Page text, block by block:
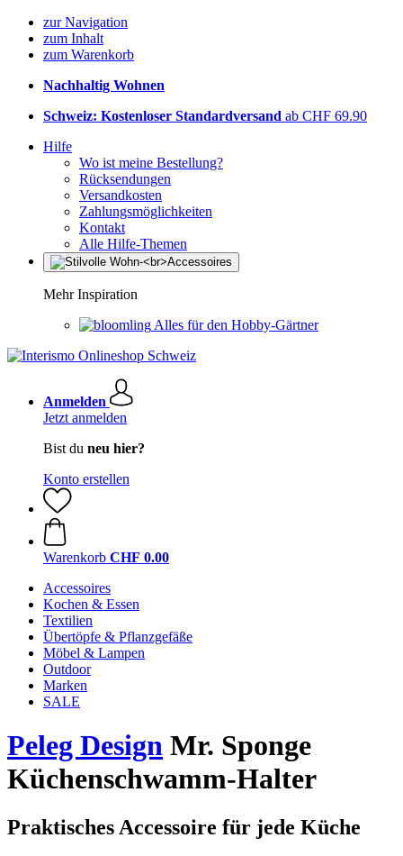
zur Navigation
zum Inhalt
zum Warenkorb
Nachhaltig Wohnen
Schweiz: Kostenloser Standardversand ab CHF 69.90
Hilfe
Wo ist meine Bestellung?
Rücksendungen
Versandkosten
Zahlungsmöglichkeiten
Kontakt
Alle Hilfe-Themen
Mehr Inspiration
Alles für den Hobby-Gärtner
Anmelden
Jetzt anmelden
Bist du neu hier?
Konto erstellen
Warenkorb CHF 0.00
Accessoires
Kochen & Essen
Textilien
Übertöpfe & Pflanzgefäße
Möbel & Lampen
Outdoor
Marken
SALE
Peleg Design Mr. Sponge
Küchenschwamm-Halter
Praktisches Accessoire für jede Küche